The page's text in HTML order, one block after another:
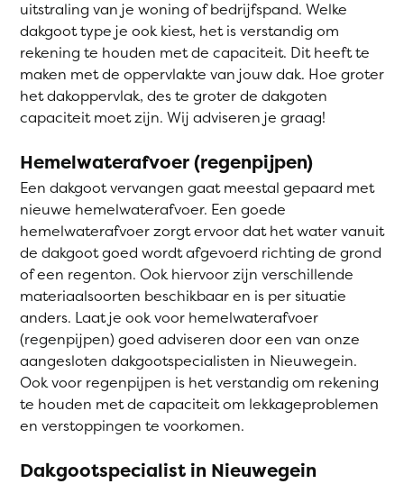
uitstraling van je woning of bedrijfspand. Welke
dakgoot type je ook kiest, het is verstandig om
rekening te houden met de capaciteit. Dit heeft te
maken met de oppervlakte van jouw dak. Hoe groter
het dakoppervlak, des te groter de dakgoten
capaciteit moet zijn. Wij adviseren je graag!
Hemelwaterafvoer (regenpijpen)
Een dakgoot vervangen gaat meestal gepaard met
nieuwe hemelwaterafvoer. Een goede
hemelwaterafvoer zorgt ervoor dat het water vanuit
de dakgoot goed wordt afgevoerd richting de grond
of een regenton. Ook hiervoor zijn verschillende
materiaalsoorten beschikbaar en is per situatie
anders. Laat je ook voor hemelwaterafvoer
(regenpijpen) goed adviseren door een van onze
aangesloten dakgootspecialisten in Nieuwegein.
Ook voor regenpijpen is het verstandig om rekening
te houden met de capaciteit om lekkageproblemen
en verstoppingen te voorkomen.
Dakgootspecialist in Nieuwegein